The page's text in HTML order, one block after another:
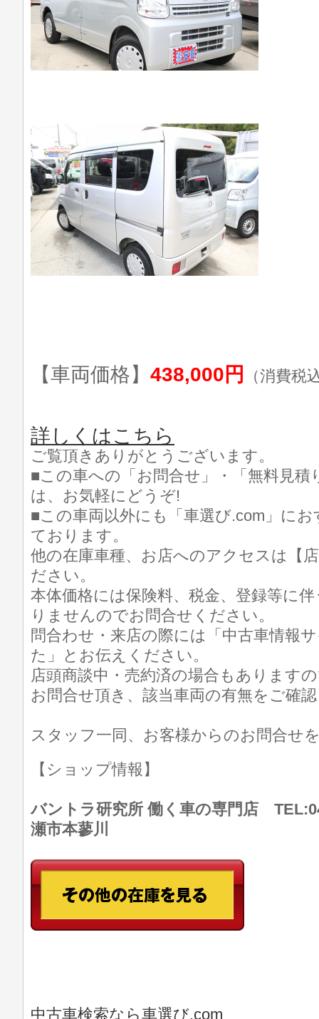
【車両価格】 438,000円 （消費税
詳しくはこちら
ご覧頂きありがとうございます。
■この車への「お問合せ」・「無料見積
は、お気軽にどうぞ!
■この車両以外にも「車選び.com」に
ております。
他の在庫車種、お店へのアクセスは【
ださい。
本体価格には保険料、税金、登録等に
りませんのでお問合せください。
問合わせ・来店の際には「中古車情報
た」とお伝えください。
店頭商談中・売約済の場合もあります
お問合せ頂き、該当車両の有無をご確
スタッフ一同、お客様からのお問合せ
【ショップ情報】
バントラ研究所 働く車の専門店
瀬市本蓼川
中古車検索なら車選び.com